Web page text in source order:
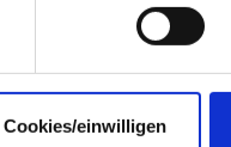
einwilligen
dualen